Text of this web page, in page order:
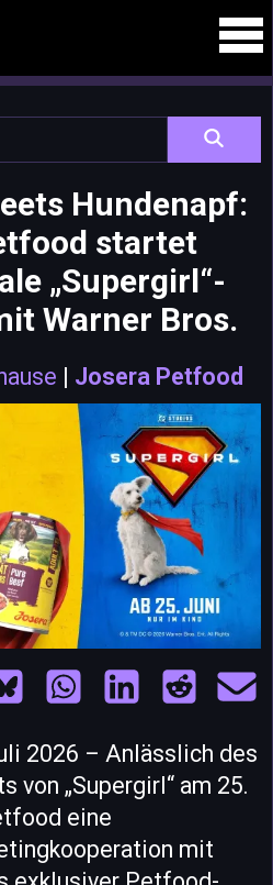
Hundenapf:
startet
„Supergirl“-
Warner Bros.
| Josera Petfood
2026 – Anlässlich des
von „Supergirl“ am 25.
eine
mit